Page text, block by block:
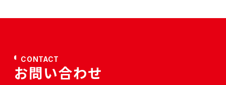
お問い合わせ
CONTACT